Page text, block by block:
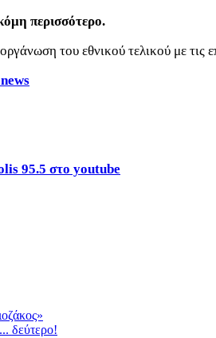
περισσότερο.
του εθνικού τελικού με τις
95.5 στο youtube
δεύτερο!